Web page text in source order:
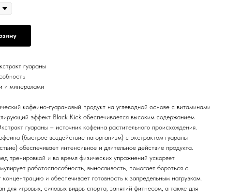
гуараны
и минералами
кофеино-гуарановый продукт на углеводной основе с витаминами
эффект Black Kick обеспечивается высоким содержанием
гуараны – источник кофеина растительного происхождения.
(быстрое воздействие на организм) с экстрактом гуараны
обеспечивает интенсивное и длительное действие продукта.
тренировкой и во время физических упражнений ускоряет
работоспособность, выносливость, помогает бороться с
концентрацию и обеспечивает готовность к запредельным нагрузкам.
для игровых, силовых видов спорта, занятий фитнесом, а также для